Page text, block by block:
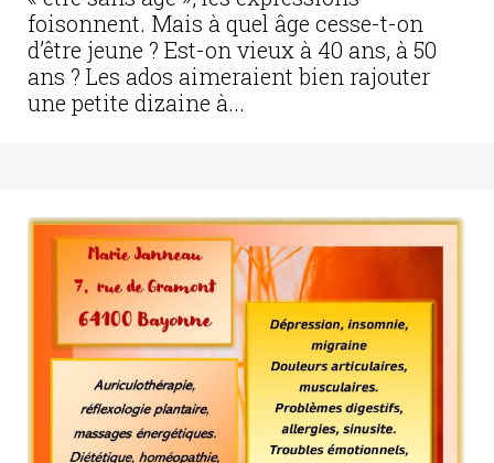
foisonnent. Mais à quel âge cesse-t-on
d’être jeune ? Est-on vieux à 40 ans, à 50
ans ? Les ados aimeraient bien rajouter
une petite dizaine à...